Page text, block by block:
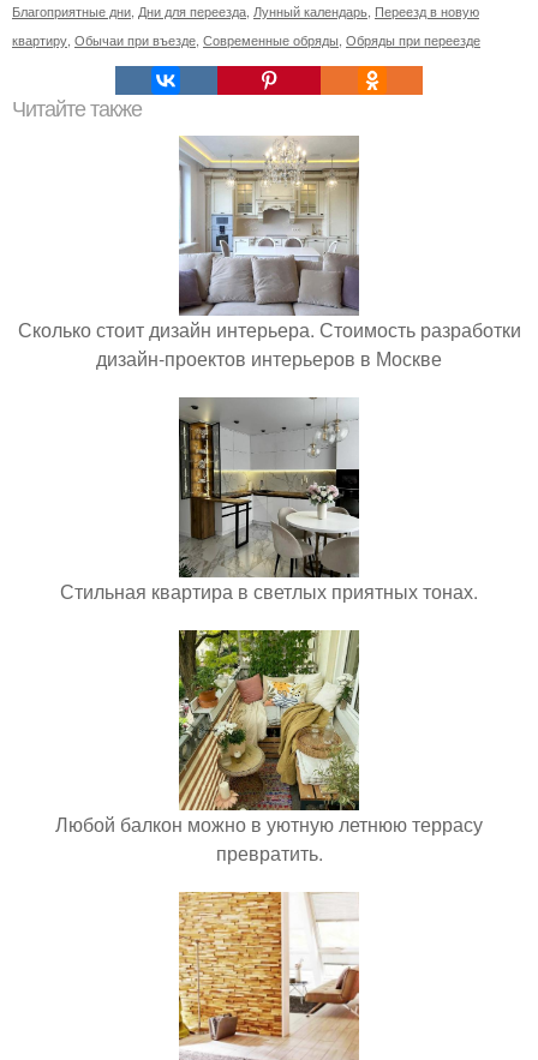
Благоприятные дни, Дни для переезда, Лунный календарь, Переезд в новую
квартиру, Обычаи при въезде, Современные обряды, Обряды при переезде
Читайте также
Сколько стоит дизайн интерьера. Стоимость разработки
дизайн-проектов интерьеров в Москве
Стильная квартира в светлых приятных тонах.
Любой балкон можно в уютную летнюю террасу
превратить.